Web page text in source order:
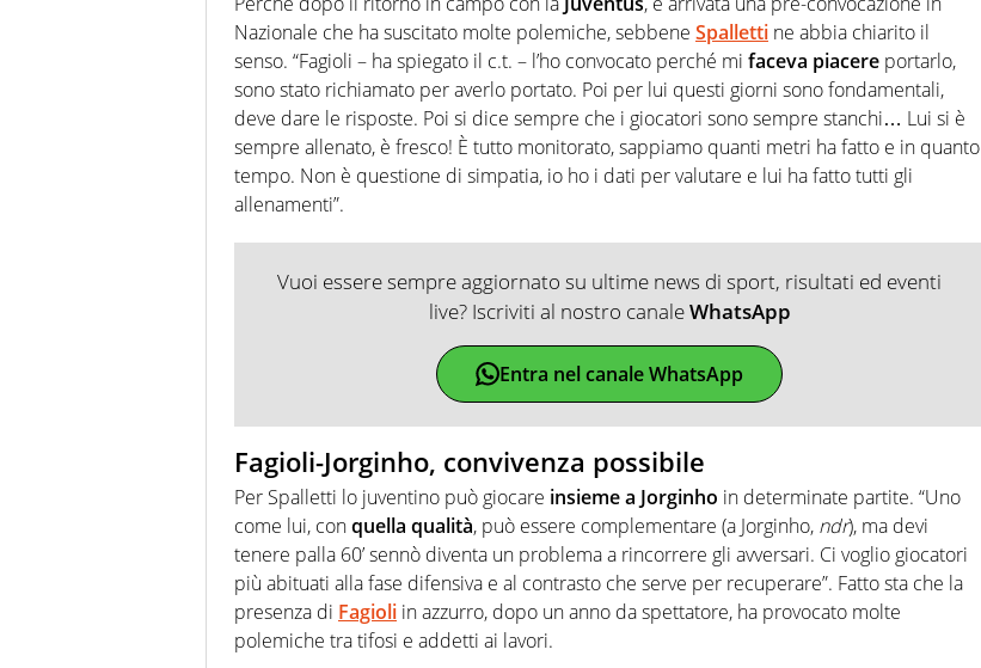
Nazionale che ha suscitato molte polemiche, sebbene Spalletti ne abbia chiarito il
senso. “Fagioli – ha spiegato il c.t. – l’ho convocato perché mi faceva piacere portarlo,
sono stato richiamato per averlo portato. Poi per lui questi giorni sono fondamentali,
deve dare le risposte. Poi si dice sempre che i giocatori sono sempre stanchi… Lui si è
sempre allenato, è fresco! È tutto monitorato, sappiamo quanti metri ha fatto e in quanto
tempo. Non è questione di simpatia, io ho i dati per valutare e lui ha fatto tutti gli
allenamenti”.
Vuoi essere sempre aggiornato su ultime news di sport, risultati ed eventi
live? Iscriviti al nostro canaleWhatsApp
Entra nel canale WhatsApp
Fagioli-Jorginho, convivenza possibile
Per Spalletti lo juventino può giocare insieme a Jorginho in determinate partite. “Uno
come lui, conquella qualità, può essere complementare (a Jorginho, ndr), ma devi
tenere palla 60’ sennò diventa un problema a rincorrere gli avversari. Ci voglio giocatori
più abituati alla fase difensiva e al contrasto che serve per recuperare”. Fatto sta che la
presenza di Fagioli in azzurro, dopo un anno da spettatore, ha provocato molte
polemiche tra tifosi e addetti ai lavori.